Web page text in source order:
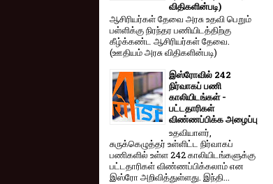
விதிகளின்படி)
ஆசிரியர்கள் தேவை அரசு உதவி பெறும்
பள்ளிக்கு நிரந்தர பணியிடத்திற்கு
கீழ்க்கண்ட ஆசிரியர்கள் தேவை.
(ஊதியம் அரசு விதிகளின்படி)
இஸ்ரோவில் 242
நிர்வாகப் பணி
காலியிடங்கள் -
பட்டதாரிகள்
விண்ணப்பிக்க அழைப்பு
உதவியாளர்,
சுருக்கெழுத்தர் உள்ளிட்ட நிர்வாகப்
பணிகளில் உள்ள 242 காலியிடங்களுக்கு
பட்டதாரிகள் விண்ணப்பிக்கலாம் என
இஸ்ரோ அறிவித்துள்ளது. இந்தி...